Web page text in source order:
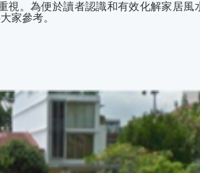
視。為便於讀者認識和有效化解家居風
家參考。